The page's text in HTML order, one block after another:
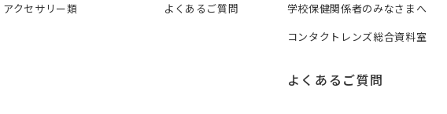
アクセサリー類
よくあるご質問
学校保健関係者のみなさまへ
コンタクトレンズ総合資料室
よくあるご質問